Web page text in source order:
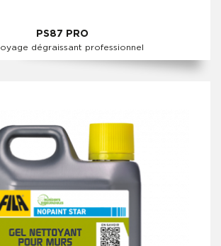
PS87 PRO
dégraissant professionnel